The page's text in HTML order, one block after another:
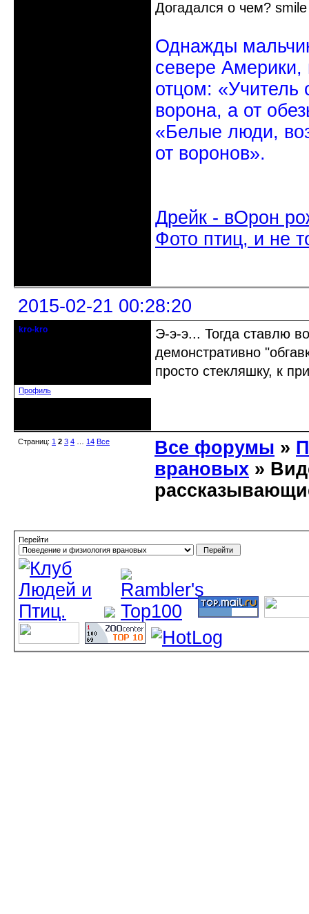
Догадался о чем?
Однажды
севере
отцом: «Учитель
ворона, а от
«Белые люди,
от воронов».
Дрейк - вОрон
Фото птиц, и не
2015-02-21 00:28:20
kro-kro
Профиль
Э-э-э... Тогда ставлю
демонстративно
просто стекляшку, к
Страниц: 1 2 3 4 14 Все Все форумы »
врановых »
Перейти